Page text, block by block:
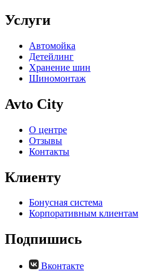
Услуги
Автомойка
Детейлинг
Хранение шин
Шиномонтаж
Avto City
О центре
Отзывы
Контакты
Клиенту
Бонусная система
Корпоративным клиентам
Подпишись
Вконтакте